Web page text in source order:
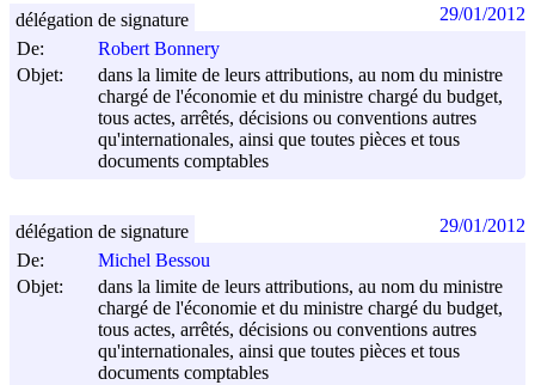
De:
Robert Bonnery
Objet:
dans la limite de leurs attributions, au nom du ministre
chargé de l'économie et du ministre chargé du budget,
tous actes, arrêtés, décisions ou conventions autres
qu'internationales, ainsi que toutes pièces et tous
documents comptables
délégation de signature 29/01/2012
De:
Michel Bessou
Objet:
dans la limite de leurs attributions, au nom du ministre
chargé de l'économie et du ministre chargé du budget,
tous actes, arrêtés, décisions ou conventions autres
qu'internationales, ainsi que toutes pièces et tous
documents comptables
délégation de signature 29/01/2012